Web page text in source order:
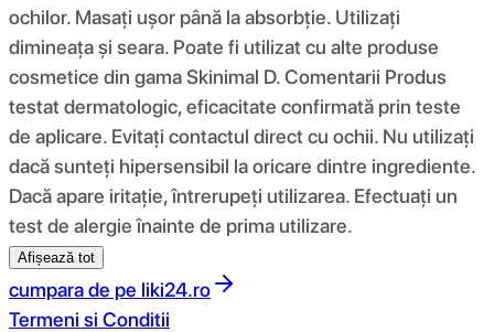
ochilor. Masați ușor până la absorbție. Utilizați
dimineața și seara. Poate fi utilizat cu alte produse
cosmetice din gama Skinimal D. Comentarii Produs
testat dermatologic, eficacitate confirmată prin teste
de aplicare. Evitați contactul direct cu ochii. Nu utilizați
dacă sunteți hipersensibil la oricare dintre ingrediente.
Dacă apare iritație, întrerupeți utilizarea. Efectuați un
test de alergie înainte de prima utilizare.
Afișează tot
cumpara de pe liki24.ro
Termeni si Conditii